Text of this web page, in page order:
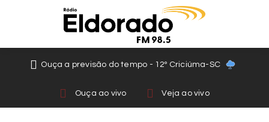
Ouça a previsão do tempo - 12º Criciúma-SC
Ouça ao vivo Veja ao vivo